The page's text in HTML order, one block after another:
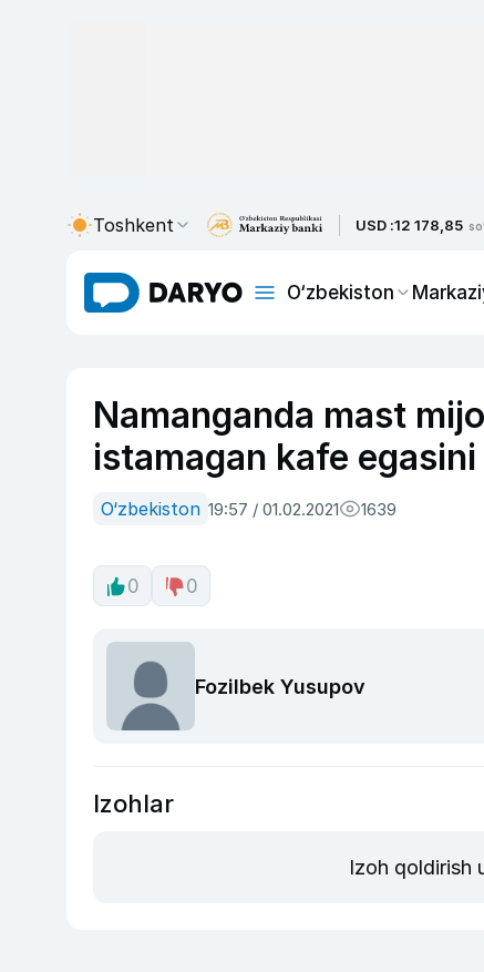
Toshkent USD :12 178,85
O‘zbekiston
Namanganda mast
istamagan kafe
O‘zbekiston 19:57 / 01.02.2021 1639
0 0
Fozilbek Yusupov
Izohlar
Izoh qoldirish